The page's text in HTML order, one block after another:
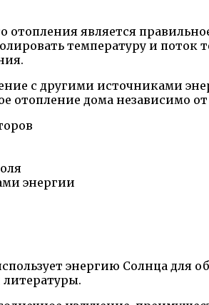
является
температуру и поток
с другими источниками
отопление дома независимо
энергии
энергию Солнца для